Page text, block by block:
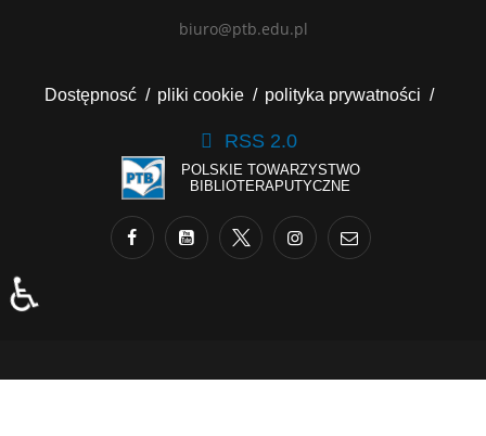
biuro@ptb.edu.pl
Dostępnosć pliki cookie polityka prywatności
RSS 2.0
POLSKIE TOWARZYSTWO
BIBLIOTERAPUTYCZNE